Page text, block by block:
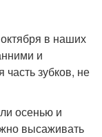
в наших
и
зубков, не
осенью и
высаживать